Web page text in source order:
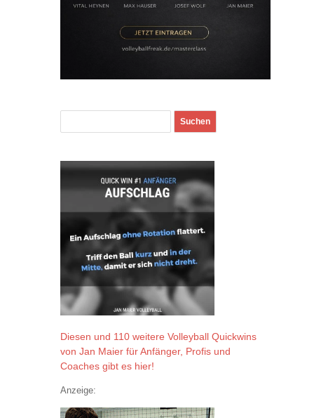
Diesen und 110 weitere Volleyball Quickwins
von Jan Maier für Anfänger, Profis und
Coaches gibt es hier!
Anzeige: